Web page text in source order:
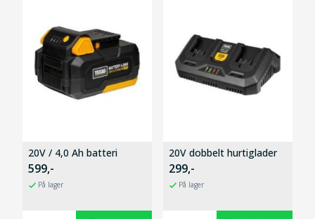
20V / 4,0 Ah batteri
599,-
På lager
20V dobbelt hurtiglader
299,-
På lager